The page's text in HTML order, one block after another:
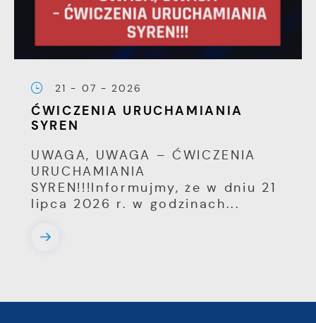
21 - 07 - 2026
ĆWICZENIA URUCHAMIANIA
SYREN
UWAGA, UWAGA – ĆWICZENIA
URUCHAMIANIA
SYREN!!!Informujmy, że w dniu 21
lipca 2026 r. w godzinach...